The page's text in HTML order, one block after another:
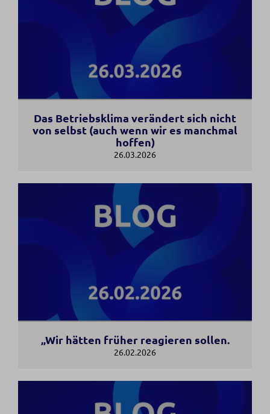
Das Betriebsklima verändert sich nicht
von selbst (auch wenn wir es manchmal
hoffen)
26.03.2026
„Wir hätten früher reagieren sollen.
26.02.2026